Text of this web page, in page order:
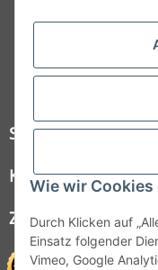
Wie wir Cookies
Durch Klicken auf
Einsatz folgender
Vimeo, Google
Folgt
Steelboxx
Kundenservice